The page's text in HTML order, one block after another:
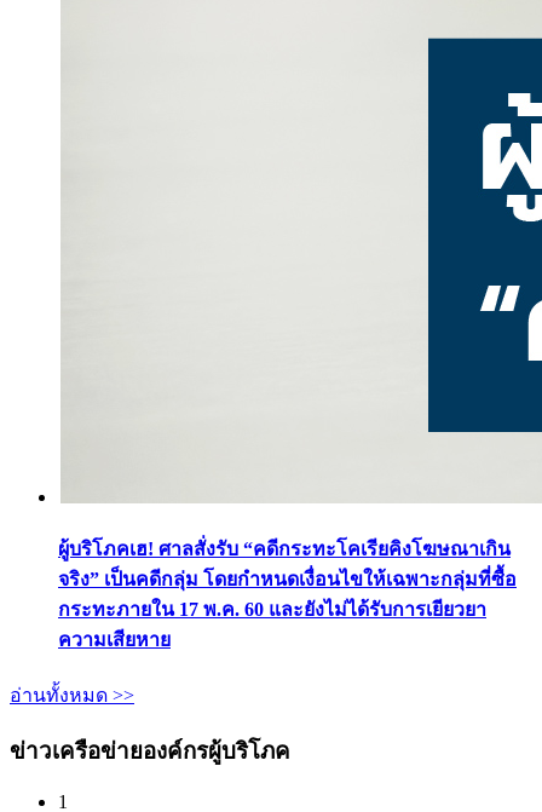
ผู้บริโภคเฮ! ศาลสั่งรับ “คดีกระทะโคเรียคิงโฆษณาเกิน
จริง” เป็นคดีกลุ่ม โดยกำหนดเงื่อนไขให้เฉพาะกลุ่มที่ซื้อ
กระทะภายใน 17 พ.ค. 60 และยังไม่ได้รับการเยียวยา
ความเสียหาย
อ่านทั้งหมด >>
ข่าวเครือข่ายองค์กรผู้บริโภค
1